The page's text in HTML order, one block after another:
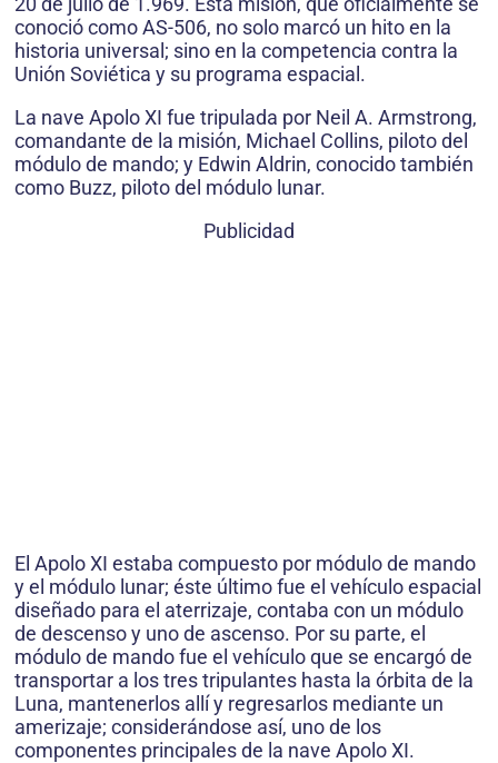
conoció como AS-506, no solo marcó un hito en la
historia universal; sino en la competencia contra la
Unión Soviética y su programa espacial.
La nave Apolo XI fue tripulada por Neil A. Armstrong,
comandante de la misión, Michael Collins, piloto del
módulo de mando; y Edwin Aldrin, conocido también
como Buzz, piloto del módulo lunar.
Publicidad
El Apolo XI estaba compuesto por módulo de mando
y el módulo lunar; éste último fue el vehículo espacial
diseñado para el aterrizaje, contaba con un módulo
de descenso y uno de ascenso. Por su parte, el
módulo de mando fue el vehículo que se encargó de
transportar a los tres tripulantes hasta la órbita de la
Luna, mantenerlos allí y regresarlos mediante un
amerizaje; considerándose así, uno de los
componentes principales de la nave Apolo XI.